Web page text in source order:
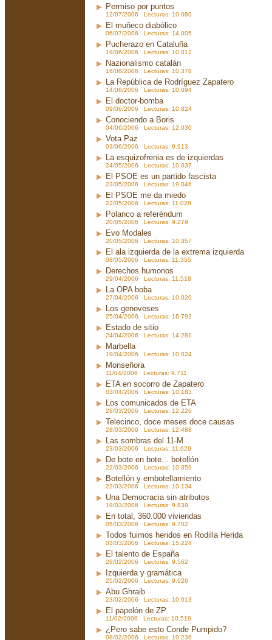
Permiso por puntos
12/07/2006 Lecturas: 10.080
El muñeco diabólico
06/07/2006 Lecturas: 14.005
Pucherazo en Cataluña
19/06/2006 Lecturas: 10.012
Nazionalismo catalán
16/06/2006 Lecturas: 10.378
La República de Rodríguez Zapatero
14/06/2006 Lecturas: 10.094
El doctor-bomba
09/06/2006 Lecturas: 10.824
Conociendo a Boris
04/06/2006 Lecturas: 12.030
Vota Paz
03/06/2006 Lecturas: 9.913
La esquizofrenia es de izquierdas
24/05/2006 Lecturas: 10.037
El PSOE es un partido fascista
23/05/2006 Lecturas: 19.046
El PSOE me da miedo
22/05/2006 Lecturas: 11.028
Polanco a referéndum
20/05/2006 Lecturas: 9.279
Evo Modales
20/05/2006 Lecturas: 10.357
El ala izquierda de la extrema izquierda
08/05/2006 Lecturas: 11.355
Derechos humonos
29/04/2006 Lecturas: 11.518
La OPA boba
27/04/2006 Lecturas: 10.020
Los genoveses
25/04/2006 Lecturas: 16.792
Estado de sitio
24/04/2006 Lecturas: 14.281
Marbella
19/04/2006 Lecturas: 10.024
Monseñora
11/04/2006 Lecturas: 9.711
ETA en socorro de Zapatero
03/04/2006 Lecturas: 10.183
Los comunicados de ETA
28/03/2006 Lecturas: 12.226
Telecinco, doce meses doce causas
28/03/2006 Lecturas: 12.488
Las sombras del 11-M
23/03/2006 Lecturas: 11.629
De bote en bote... botellón
22/03/2006 Lecturas: 10.359
Botellón y embotellamiento
22/03/2006 Lecturas: 10.134
Una Democracia sin atributos
19/03/2006 Lecturas: 9.839
En total, 360.000 viviendas
05/03/2006 Lecturas: 9.702
Todos fuimos heridos en Rodilla Herida
03/03/2006 Lecturas: 15.224
El talento de España
28/02/2006 Lecturas: 9.562
Izquierda y gramática
25/02/2006 Lecturas: 9.626
Abu Ghraib
23/02/2006 Lecturas: 10.013
El papelón de ZP
11/02/2006 Lecturas: 10.519
¿Pero sabe esto Conde Pumpido?
08/02/2006 Lecturas: 10.236